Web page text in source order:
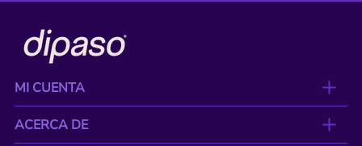
MI CUENTA
ACERCA DE